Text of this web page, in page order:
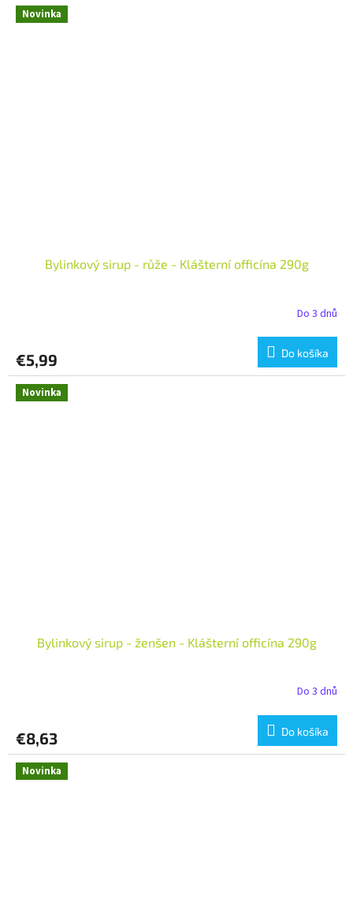
Novinka
Bylinkový sirup - růže - Klášterní officína 290g
Do 3 dnů
€5,99 Do košíka
Novinka
Bylinkový sirup - ženšen - Klášterní officína 290g
Do 3 dnů
€8,63 Do košíka
Novinka